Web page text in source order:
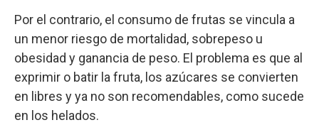
Por el contrario, el consumo de frutas se vincula a
un menor riesgo de mortalidad, sobrepeso u
obesidad y ganancia de peso. El problema es que al
exprimir o batir la fruta, los azúcares se convierten
en libres y ya no son recomendables, como sucede
en los helados.